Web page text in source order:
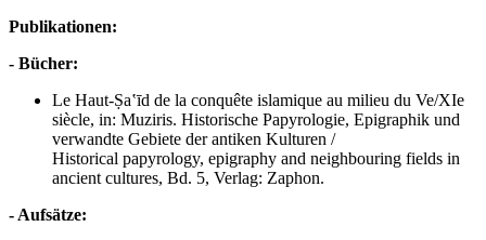
Publikationen:
- Bücher:
Le Haut-Ṣaʽīd de la conquête islamique au milieu du Ve/XIe
siècle, in: Muziris. Historische Papyrologie, Epigraphik und
verwandte Gebiete der antiken Kulturen /
Historical papyrology, epigraphy and neighbouring fields in
ancient cultures, Bd. 5, Verlag: Zaphon.
- Aufsätze: